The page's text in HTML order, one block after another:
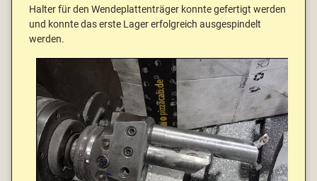
Halter für den Wendeplattenträger konnte gefertigt werden
und konnte das erste Lager erfolgreich ausgespindelt
werden.